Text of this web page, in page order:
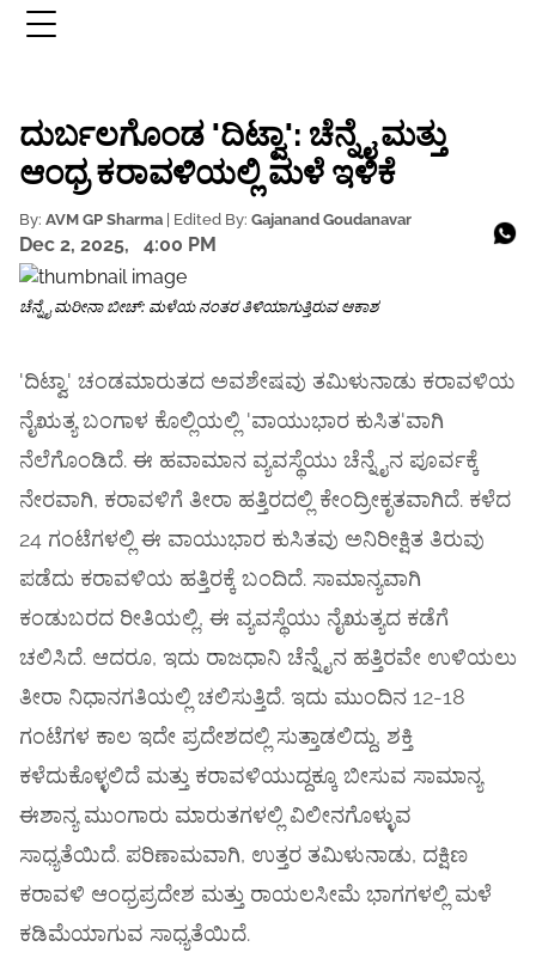
ದುರ್ಬಲಗೊಂಡ 'ದಿಟ್ವಾ': ಚೆನ್ನೈ ಮತ್ತು
ಆಂಧ್ರ ಕರಾವಳಿಯಲ್ಲಿ ಮಳೆ ಇಳಿಕೆ
By: AVM GP Sharma | Edited By: Gajanand Goudanavar
Dec 2, 2025, 4:00 PM
ಚೆನ್ನೈ ಮರೀನಾ ಬೀಚ್: ಮಳೆಯ ನಂತರ ತಿಳಿಯಾಗುತ್ತಿರುವ ಆಕಾಶ
'ದಿಟ್ವಾ' ಚಂಡಮಾರುತದ ಅವಶೇಷವು ತಮಿಳುನಾಡು ಕರಾವಳಿಯ
ನೈಋತ್ಯ ಬಂಗಾಳ ಕೊಲ್ಲಿಯಲ್ಲಿ 'ವಾಯುಭಾರ ಕುಸಿತ'ವಾಗಿ
ನೆಲೆಗೊಂಡಿದೆ. ಈ ಹವಾಮಾನ ವ್ಯವಸ್ಥೆಯು ಚೆನ್ನೈನ ಪೂರ್ವಕ್ಕೆ
ನೇರವಾಗಿ, ಕರಾವಳಿಗೆ ತೀರಾ ಹತ್ತಿರದಲ್ಲಿ ಕೇಂದ್ರೀಕೃತವಾಗಿದೆ. ಕಳೆದ
24 ಗಂಟೆಗಳಲ್ಲಿ ಈ ವಾಯುಭಾರ ಕುಸಿತವು ಅನಿರೀಕ್ಷಿತ ತಿರುವು
ಪಡೆದು ಕರಾವಳಿಯ ಹತ್ತಿರಕ್ಕೆ ಬಂದಿದೆ. ಸಾಮಾನ್ಯವಾಗಿ
ಕಂಡುಬರದ ರೀತಿಯಲ್ಲಿ, ಈ ವ್ಯವಸ್ಥೆಯು ನೈಋತ್ಯದ ಕಡೆಗೆ
ಚಲಿಸಿದೆ. ಆದರೂ, ಇದು ರಾಜಧಾನಿ ಚೆನ್ನೈನ ಹತ್ತಿರವೇ ಉಳಿಯಲು
ತೀರಾ ನಿಧಾನಗತಿಯಲ್ಲಿ ಚಲಿಸುತ್ತಿದೆ. ಇದು ಮುಂದಿನ 12-18
ಗಂಟೆಗಳ ಕಾಲ ಇದೇ ಪ್ರದೇಶದಲ್ಲಿ ಸುತ್ತಾಡಲಿದ್ದು, ಶಕ್ತಿ
ಕಳೆದುಕೊಳ್ಳಲಿದೆ ಮತ್ತು ಕರಾವಳಿಯುದ್ದಕ್ಕೂ ಬೀಸುವ ಸಾಮಾನ್ಯ
ಈಶಾನ್ಯ ಮುಂಗಾರು ಮಾರುತಗಳಲ್ಲಿ ವಿಲೀನಗೊಳ್ಳುವ
ಸಾಧ್ಯತೆಯಿದೆ. ಪರಿಣಾಮವಾಗಿ, ಉತ್ತರ ತಮಿಳುನಾಡು, ದಕ್ಷಿಣ
ಕರಾವಳಿ ಆಂಧ್ರಪ್ರದೇಶ ಮತ್ತು ರಾಯಲಸೀಮೆ ಭಾಗಗಳಲ್ಲಿ ಮಳೆ
ಕಡಿಮೆಯಾಗುವ ಸಾಧ್ಯತೆಯಿದೆ.